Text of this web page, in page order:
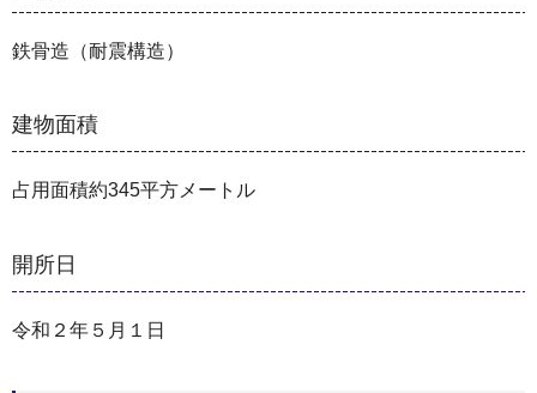
鉄骨造（耐震構造）
建物面積
占用面積約345平方メートル
開所日
令和２年５月１日